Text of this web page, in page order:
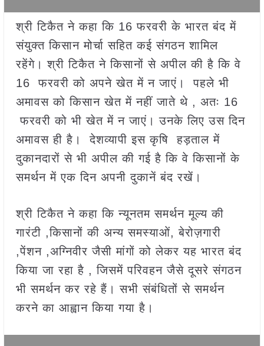
श्री टिकैत ने कहा कि 16 फरवरी के भारत बंद में
संयुक्त किसान मोर्चा सहित कई संगठन शामिल
रहेंगे। श्री टिकैत ने किसानों से अपील की है कि वे
16 फरवरी को अपने खेत में न जाएं। पहले भी
अमावस को किसान खेत में नहीं जाते थे , अतः 16
फरवरी को भी खेत में न जाएं। उनके लिए उस दिन
अमावस ही है। देशव्यापी इस कृषि हड़ताल में
दुकानदारों से भी अपील की गई है कि वे किसानों के
समर्थन में एक दिन अपनी दुकानें बंद रखें।
श्री टिकैत ने कहा कि न्यूनतम समर्थन मूल्य की
गारंटी ,किसानों की अन्य समस्याओं, बेरोज़गारी
,पेंशन ,अग्निवीर जैसी मांगों को लेकर यह भारत बंद
किया जा रहा है , जिसमें परिवहन जैसे दूसरे संगठन
भी समर्थन कर रहे हैं। सभी संबंधितों से समर्थन
करने का आह्वान किया गया है।